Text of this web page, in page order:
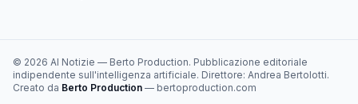
© 2026 AI Notizie — Berto Production. Pubblicazione editoriale
indipendente sull'intelligenza artificiale. Direttore: Andrea Bertolotti.
Creato da Berto Production — bertoproduction.com